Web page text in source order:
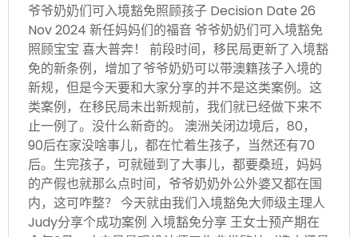
爷爷奶奶们可入境豁免照顾孩子 Decision Date 26
Nov 2024 新任妈妈们的福音 爷爷奶奶们可入境豁免
照顾宝宝 喜大普奔！ 前段时间，移民局更新了入境豁
免的新条例，增加了爷爷奶奶可以带澳籍孩子入境的
新规，但是今天要和大家分享的并不是这类案例。这
类案例，在移民局未出新规前，我们就已经做下来不
止一例了。没什么新奇的。 澳洲关闭边境后，80，
90后在家没啥事儿，都在忙着生孩子，当然还有70
后。生完孩子，可就碰到了大事儿，都要桑班，妈妈
的产假也就那么点时间，爷爷奶奶外公外婆又都在国
内，这可咋整？ 今天就由我们入境豁免大师级主理人
Judy分享个成功案例 入境豁免分享 王女士预产期在